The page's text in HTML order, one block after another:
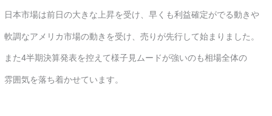
日本市場は前日の大きな上昇を受け、早くも利益確定がでる動きや
軟調なアメリカ市場の動きを受け、売りが先行して始まりました。
また4半期決算発表を控えて様子見ムードが強いのも相場全体の
雰囲気を落ち着かせています。